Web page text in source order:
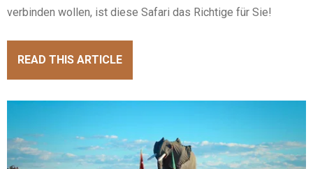
verbinden wollen, ist diese Safari das Richtige für Sie!
READ THIS ARTICLE